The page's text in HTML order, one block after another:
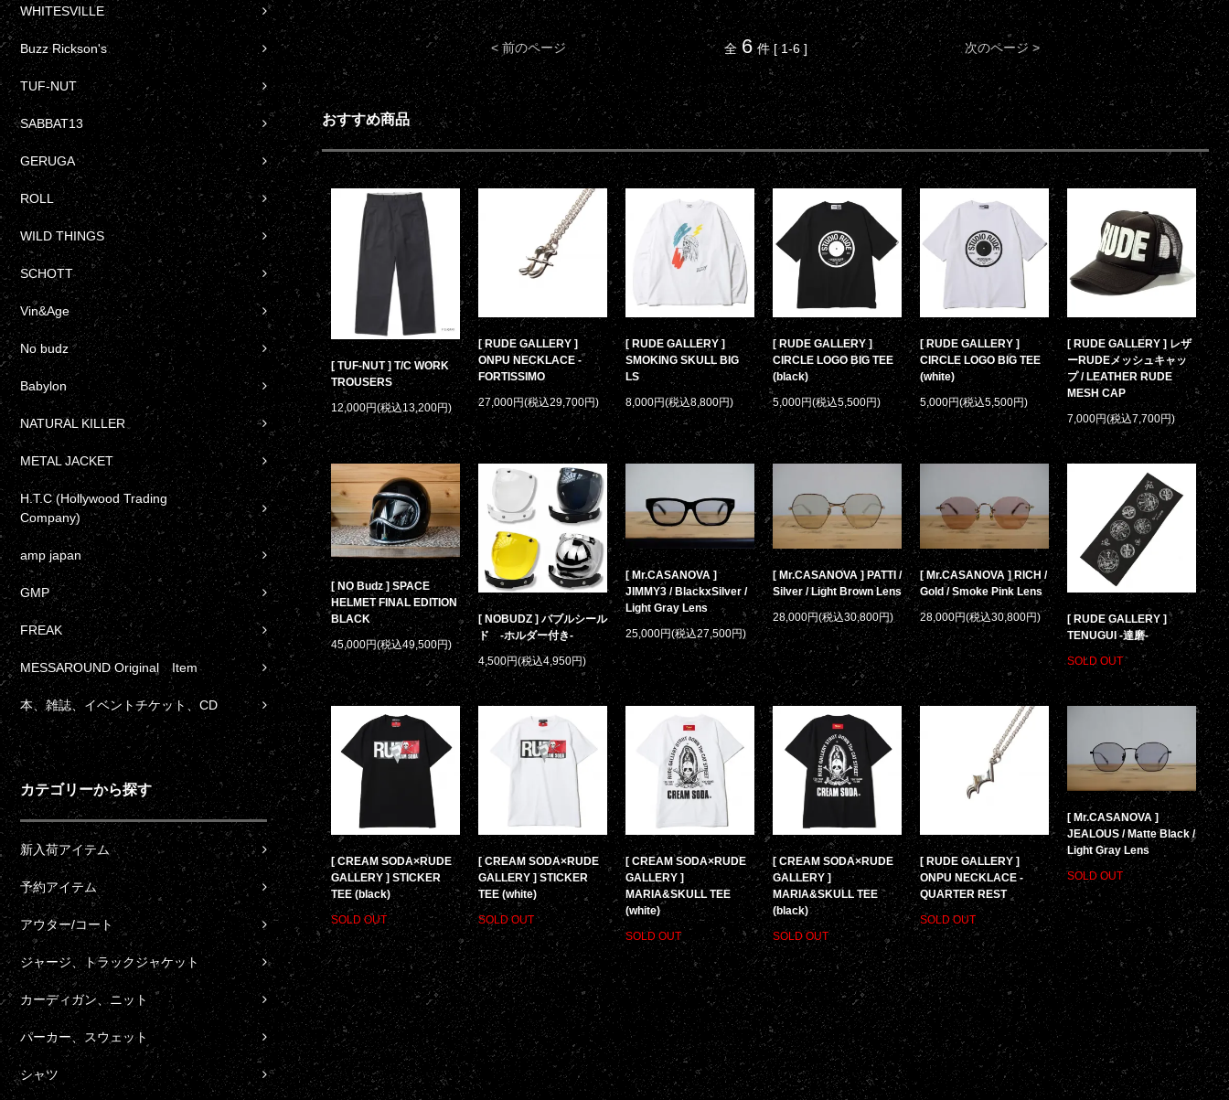
WHITESVILLE
Buzz Rickson's
TUF-NUT
SABBAT13
GERUGA
ROLL
WILD THINGS
SCHOTT
Vin&Age
No budz
Babylon
NATURAL KILLER
METAL JACKET
H.T.C (Hollywood Trading
Company)
amp japan
GMP
FREAK
MESSAROUND Original Item
本、雑誌、イベントチケット、CD
カテゴリーから探す
新入荷アイテム
予約アイテム
アウター/コート
ジャージ、トラックジャケット
カーディガン、ニット
パーカー、スウェット
シャツ
< 前のページ 次のページ >
全 6 件 [ 1-6 ]
おすすめ商品
[ TUF-NUT ] T/C WORK
TROUSERS
12,000円(税込13,200円)
[ RUDE GALLERY ]
ONPU NECKLACE -
FORTISSIMO
27,000円(税込29,700円)
[ RUDE GALLERY ]
SMOKING SKULL BIG
LS
8,000円(税込8,800円)
[ RUDE GALLERY ]
CIRCLE LOGO BIG TEE
(black)
5,000円(税込5,500円)
[ RUDE GALLERY ]
CIRCLE LOGO BIG TEE
(white)
5,000円(税込5,500円)
[ RUDE GALLERY ] レザ
ーRUDEメッシュキャッ
プ / LEATHER RUDE
MESH CAP
7,000円(税込7,700円)
[ NO Budz ] SPACE
HELMET FINAL EDITION
BLACK
45,000円(税込49,500円)
[ NOBUDZ ] バブルシール
ド -ホルダー付き-
4,500円(税込4,950円)
[ Mr.CASANOVA ]
JIMMY3 / BlackxSilver /
Light Gray Lens
25,000円(税込27,500円)
[ Mr.CASANOVA ] PATTI /
Silver / Light Brown Lens
28,000円(税込30,800円)
[ Mr.CASANOVA ] RICH /
Gold / Smoke Pink Lens
28,000円(税込30,800円)
[ RUDE GALLERY ]
TENUGUI -達磨-
SOLD OUT
[ CREAM SODA×RUDE
GALLERY ] STICKER
TEE (black)
SOLD OUT
[ CREAM SODA×RUDE
GALLERY ] STICKER
TEE (white)
SOLD OUT
[ CREAM SODA×RUDE
GALLERY ]
MARIA&SKULL TEE
(white)
SOLD OUT
[ CREAM SODA×RUDE
GALLERY ]
MARIA&SKULL TEE
(black)
SOLD OUT
[ RUDE GALLERY ]
ONPU NECKLACE -
QUARTER REST
SOLD OUT
[ Mr.CASANOVA ]
JEALOUS / Matte Black /
Light Gray Lens
SOLD OUT